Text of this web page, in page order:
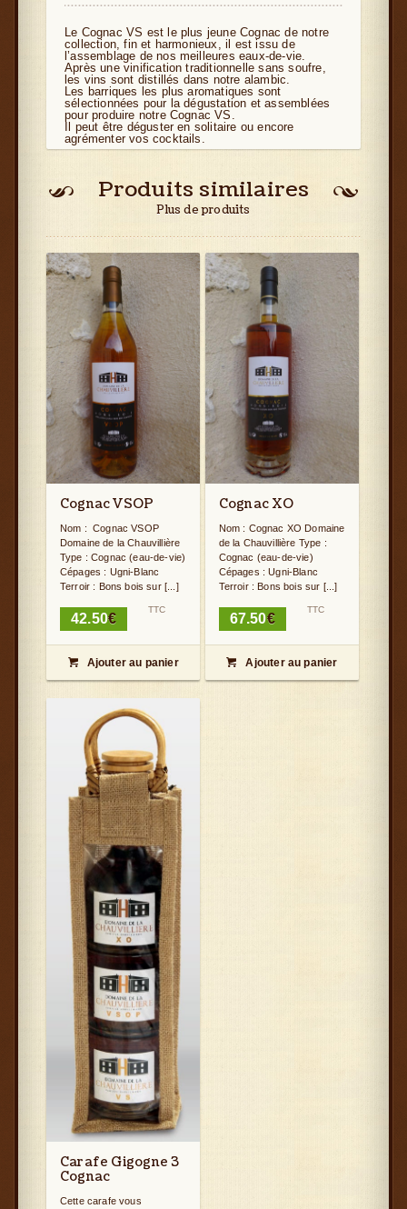
Avis (0)
Le Cognac VS est le plus jeune Cognac de notre
collection, fin et harmonieux, il est issu de
l’assemblage de nos meilleures eaux-de-vie.
Après une vinification traditionnelle sans soufre,
les vins sont distillés dans notre alambic.
Les barriques les plus aromatiques sont
sélectionnées pour la dégustation et assemblées
pour produire notre Cognac VS.
Il peut être déguster en solitaire ou encore
agrémenter vos cocktails.
Produits similaires
Plus de produits
Cognac VSOP
Nom : Cognac VSOP
Domaine de la Chauvillière
Type : Cognac (eau-de-vie)
Cépages : Ugni-Blanc
Terroir : Bons bois sur [...]
42.50€
TTC
 Ajouter au panier
Cognac XO
Nom : Cognac XO Domaine
de la Chauvillière Type :
Cognac (eau-de-vie)
Cépages : Ugni-Blanc
Terroir : Bons bois sur [...]
67.50€
TTC
 Ajouter au panier
Carafe Gigogne 3
Cognac
Cette carafe vous